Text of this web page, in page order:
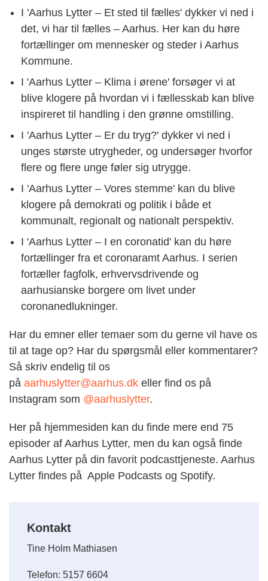
I 'Aarhus Lytter – Et sted til fælles' dykker vi ned i
det, vi har til fælles – Aarhus. Her kan du høre
fortællinger om mennesker og steder i Aarhus
Kommune.
I 'Aarhus Lytter – Klima i ørene' forsøger vi at
blive klogere på hvordan vi i fællesskab kan blive
inspireret til handling i den grønne omstilling.
I 'Aarhus Lytter – Er du tryg?' dykker vi ned i
unges største utrygheder, og undersøger hvorfor
flere og flere unge føler sig utrygge.
I 'Aarhus Lytter – Vores stemme' kan du blive
klogere på demokrati og politik i både et
kommunalt, regionalt og nationalt perspektiv.
I 'Aarhus Lytter – I en coronatid' kan du høre
fortællinger fra et coronaramt Aarhus. I serien
fortæller fagfolk, erhvervsdrivende og
aarhusianske borgere om livet under
coronanedlukninger.
Har du emner eller temaer som du gerne vil have os
til at tage op? Har du spørgsmål eller kommentarer?
Så skriv endelig til os
på aarhuslytter@aarhus.dk eller find os på
Instagram som @aarhuslytter.
Her på hjemmesiden kan du finde mere end 75
episoder af Aarhus Lytter, men du kan også finde
Aarhus Lytter på din favorit podcasttjeneste. Aarhus
Lytter findes på Apple Podcasts og Spotify.
Kontakt
Tine Holm Mathiasen
Telefon: 5157 6604